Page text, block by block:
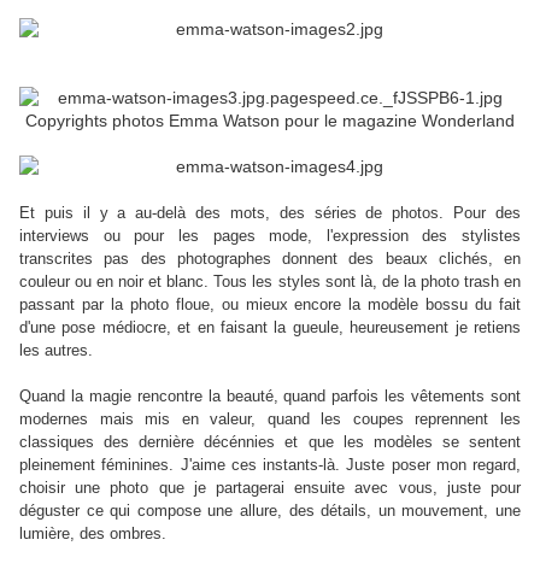
Copyrights photos Emma Watson pour le magazine Wonderland
Et puis il y a au-delà des mots, des séries de photos. Pour des
interviews ou pour les pages mode, l'expression des stylistes
transcrites pas des photographes donnent des beaux clichés, en
couleur ou en noir et blanc. Tous les styles sont là, de la photo trash en
passant par la photo floue, ou mieux encore la modèle bossu du fait
d'une pose médiocre, et en faisant la gueule, heureusement je retiens
les autres.
Quand la magie rencontre la beauté, quand parfois les vêtements sont
modernes mais mis en valeur, quand les coupes reprennent les
classiques des dernière décénnies et que les modèles se sentent
pleinement féminines. J'aime ces instants-là. Juste poser mon regard,
choisir une photo que je partagerai ensuite avec vous, juste pour
déguster ce qui compose une allure, des détails, un mouvement, une
lumière, des ombres.